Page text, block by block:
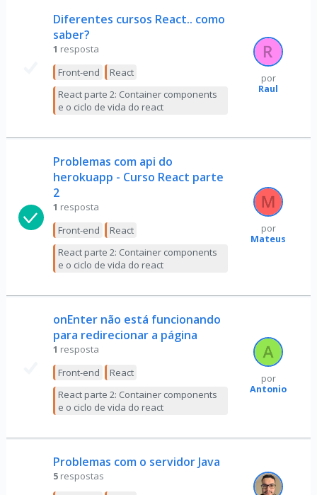
Diferentes cursos React.. como
saber?
1 resposta
Front-end
React
React parte 2: Container components
e o ciclo de vida do react
por
Raul
Problemas com api do
herokuapp - Curso React parte
2
1 resposta
Front-end
React
React parte 2: Container components
e o ciclo de vida do react
por
Mateus
onEnter não está funcionando
para redirecionar a página
1 resposta
Front-end
React
React parte 2: Container components
e o ciclo de vida do react
por
Antonio
Problemas com o servidor Java
5 respostas